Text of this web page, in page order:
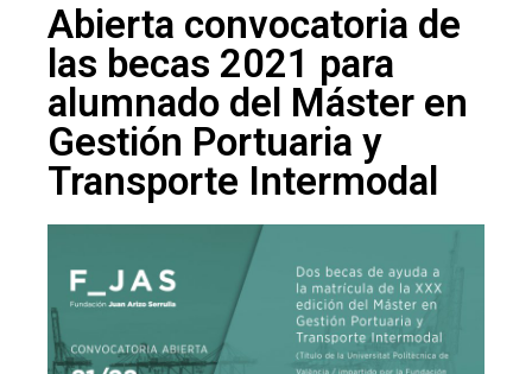
Abierta convocatoria de
las becas 2021 para
alumnado del Máster en
Gestión Portuaria y
Transporte Intermodal